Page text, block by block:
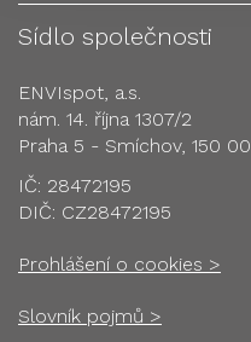
Sídlo společnosti
ENVIspot, a.s.
nám. 14. října 1307/2
Praha 5 - Smíchov, 150 00
IČ: 28472195
DIČ: CZ28472195
Prohlášení o cookies >
Slovník pojmů >